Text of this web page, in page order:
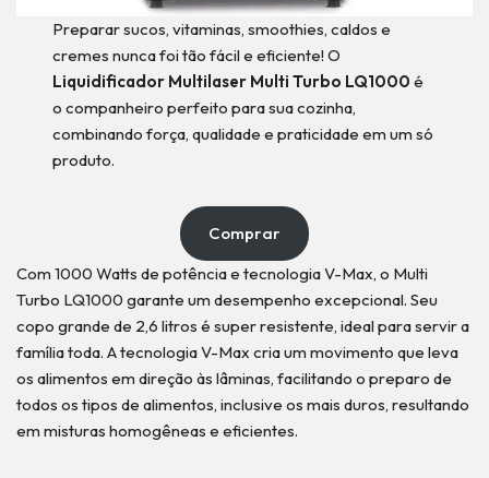
Preparar sucos, vitaminas, smoothies, caldos e
cremes nunca foi tão fácil e eficiente! O
Liquidificador Multilaser Multi Turbo LQ1000 é
o companheiro perfeito para sua cozinha,
combinando força, qualidade e praticidade em um só
produto.
Comprar
Com 1000 Watts de potência e tecnologia V-Max, o Multi
Turbo LQ1000 garante um desempenho excepcional. Seu
copo grande de 2,6 litros é super resistente, ideal para servir a
família toda. A tecnologia V-Max cria um movimento que leva
os alimentos em direção às lâminas, facilitando o preparo de
todos os tipos de alimentos, inclusive os mais duros, resultando
em misturas homogêneas e eficientes.